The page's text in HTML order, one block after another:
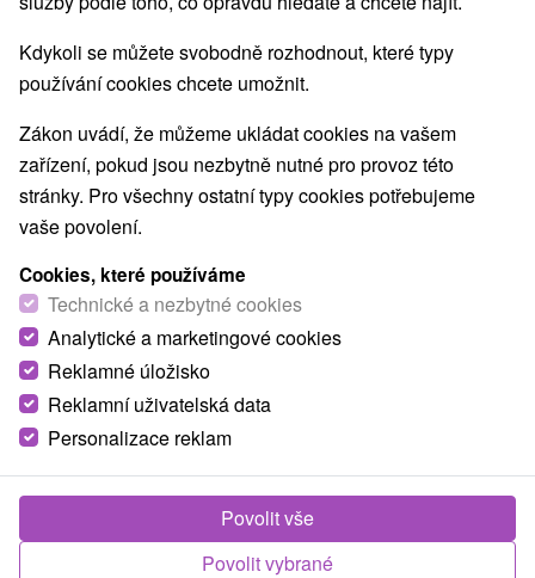
Turistické atrakcie
Lanové dráhy(1) Bobové dráhy(1) Jaskyne (3)
Obce a města
Liptovský Mikuláš(5)
Dům vzhůru nohama - Heliport
Liptovský Mikuláš
Kdykoli se můžete svobodně rozhodnout, které typy
používání cookies chcete umožnit.
Zákon uvádí, že můžeme ukládat cookies na vašem
zařízení, pokud jsou nezbytně nutné pro provoz této
stránky. Pro všechny ostatní typy cookies potřebujeme
vaše povolení.
Cookies, které používáme
Technické a nezbytné cookies
Analytické a marketingové cookies
Reklamné úložisko
Reklamní uživatelská data
Personalizace reklam
Povolit vybrané
Povolit vše